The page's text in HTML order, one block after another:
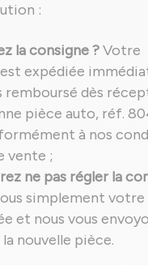
:
la consigne ?Votre
expédiée
remboursé dès
pièce auto, réf.
à nos
vente ;
ne pas régler la
simplement
et nous vous
nouvelle pièce.